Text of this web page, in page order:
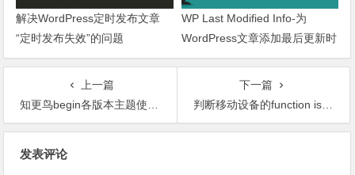
解决WordPress定时发布文章
“定时发布失效”的问题
WP Last Modified Info-为
WordPress文章添加最后更新时
间
上一篇
知更鸟begin各版本主题使用指南
下一篇
判断移动设备的function isMobile()（PHP）
发表评论